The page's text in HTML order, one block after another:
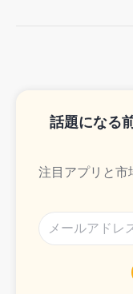
話題になる
注目アプリと市